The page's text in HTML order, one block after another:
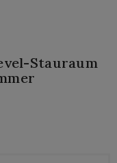
Stauraum